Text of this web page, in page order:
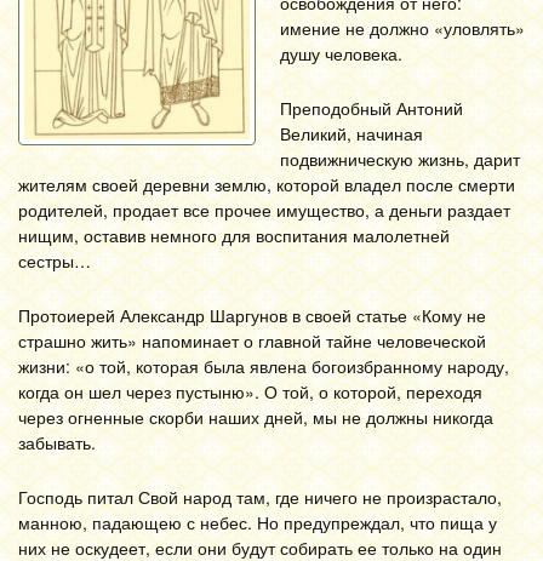
имение не должно «уловлять»
душу человека.
Преподобный Антоний
Великий, начиная
подвижническую жизнь, дарит
жителям своей деревни землю, которой владел после смерти
родителей, продает все прочее имущество, а деньги раздает
нищим, оставив немного для воспитания малолетней
сестры…
Протоиерей Александр Шаргунов в своей статье «Кому не
страшно жить» напоминает о главной тайне человеческой
жизни: «о той, которая была явлена богоизбранному народу,
когда он шел через пустыню». О той, о которой, переходя
через огненные скорби наших дней, мы не должны никогда
забывать.
Господь питал Свой народ там, где ничего не произрастало,
манною, падающею с небес. Но предупреждал, что пища у
них не оскудеет, если они будут собирать ее только на один